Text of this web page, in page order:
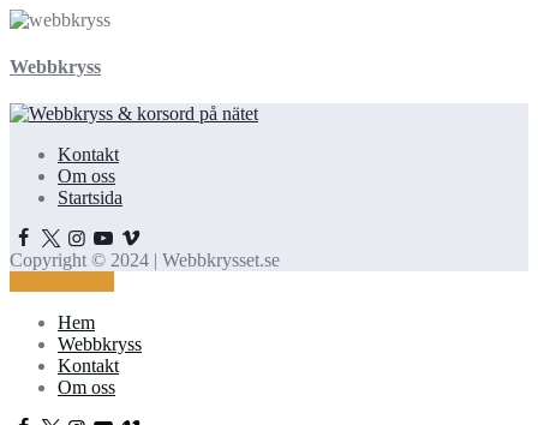
Webbkryss
Kontakt
Om oss
Startsida
Copyright © 2024 | Webbkrysset.se
Hem
Webbkryss
Kontakt
Om oss